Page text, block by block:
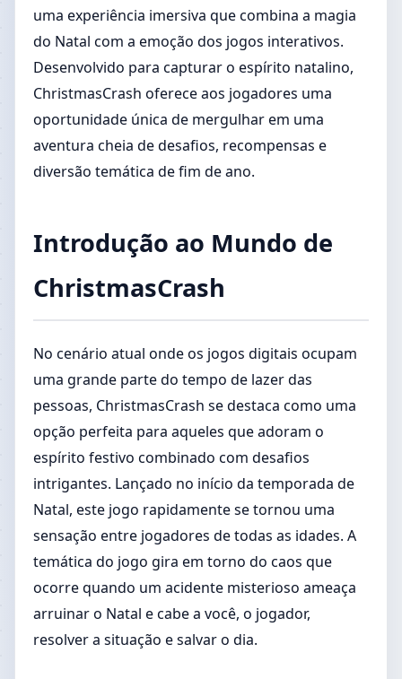
uma experiência imersiva que combina a magia
do Natal com a emoção dos jogos interativos.
Desenvolvido para capturar o espírito natalino,
ChristmasCrash oferece aos jogadores uma
oportunidade única de mergulhar em uma
aventura cheia de desafios, recompensas e
diversão temática de fim de ano.
Introdução ao Mundo de
ChristmasCrash
No cenário atual onde os jogos digitais ocupam
uma grande parte do tempo de lazer das
pessoas, ChristmasCrash se destaca como uma
opção perfeita para aqueles que adoram o
espírito festivo combinado com desafios
intrigantes. Lançado no início da temporada de
Natal, este jogo rapidamente se tornou uma
sensação entre jogadores de todas as idades. A
temática do jogo gira em torno do caos que
ocorre quando um acidente misterioso ameaça
arruinar o Natal e cabe a você, o jogador,
resolver a situação e salvar o dia.